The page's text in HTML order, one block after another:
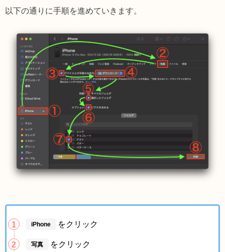
以下の通りに手順を進めていきます。
iPhone をクリック
写真 をクリック